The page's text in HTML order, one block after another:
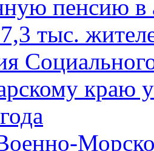
пенсию в
тыс.
краю